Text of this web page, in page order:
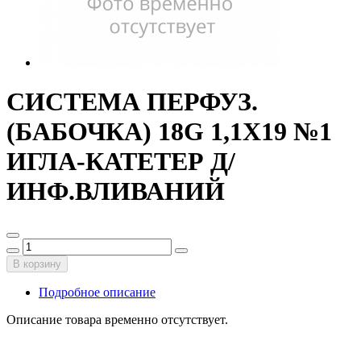
СИСТЕМА ПЕРФУЗ.
(БАБОЧКА) 18G 1,1Х19 №1
ИГЛА-КАТЕТЕР Д/
ИНФ.ВЛИВАНИЙ
В корзину
Подробное описание
Описание товара временно отсутствует.